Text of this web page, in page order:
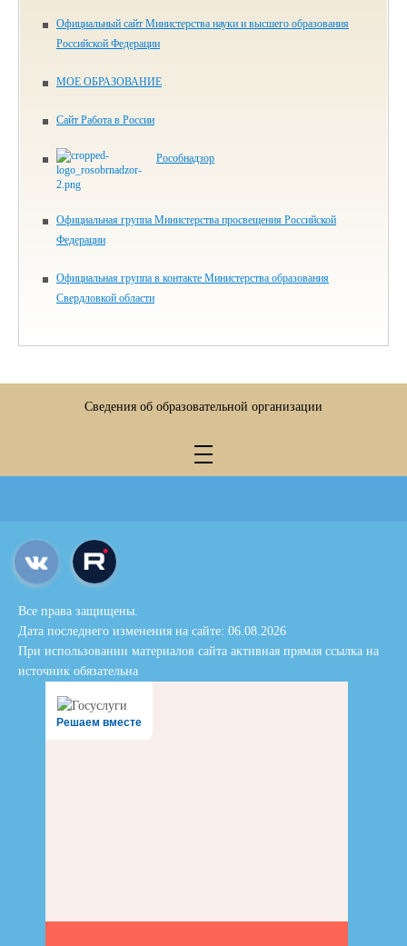
Официальный сайт Министерства науки и высшего образования
Российской Федерации
МОЕ ОБРАЗОВАНИЕ
Сайт Работа в России
Рособнадзор
Официальная группа Министерства просвещения Российской
Федерации
Официальная группа в контакте Министерства образования
Свердловкой области
Сведения об образовательной организации
Все права защищены.
Дата последнего изменения на сайте: 06.08.2026
При использовании материалов сайта активная прямая ссылка на
источник обязательна
Решаем вместе